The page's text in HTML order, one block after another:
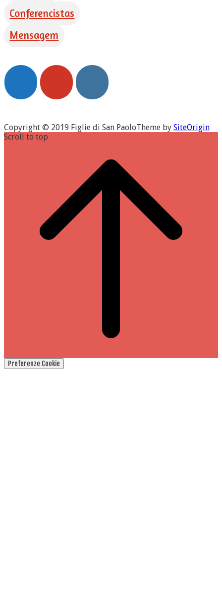
Conferencistas
Mensagem
Copyright © 2019 Figlie di San PaoloTheme by SiteOrigin
Scroll to top
Preferenze Cookie